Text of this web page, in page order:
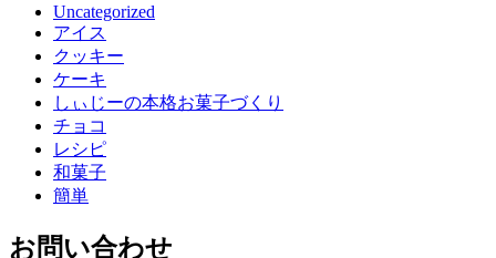
Uncategorized
アイス
クッキー
ケーキ
しぃじーの本格お菓子づくり
チョコ
レシピ
和菓子
簡単
お問い合わせ